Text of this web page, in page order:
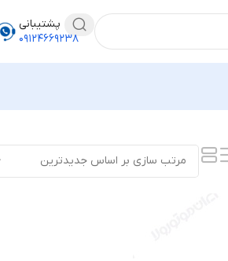
پشتیبانی
۰۹۱۲۴۶۶۹۲۳۸